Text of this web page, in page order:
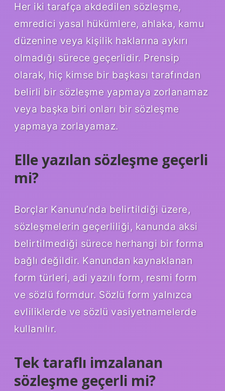
Her iki tarafça akdedilen sözleşme,
emredici yasal hükümlere, ahlaka, kamu
düzenine veya kişilik haklarına aykırı
olmadığı sürece geçerlidir. Prensip
olarak, hiç kimse bir başkası tarafından
belirli bir sözleşme yapmaya zorlanamaz
veya başka biri onları bir sözleşme
yapmaya zorlayamaz.
Elle yazılan sözleşme geçerli
mi?
Borçlar Kanunu’nda belirtildiği üzere,
sözleşmelerin geçerliliği, kanunda aksi
belirtilmediği sürece herhangi bir forma
bağlı değildir. Kanundan kaynaklanan
form türleri, adi yazılı form, resmi form
ve sözlü formdur. Sözlü form yalnızca
evliliklerde ve sözlü vasiyetnamelerde
kullanılır.
Tek taraflı imzalanan
sözleşme geçerli mi?